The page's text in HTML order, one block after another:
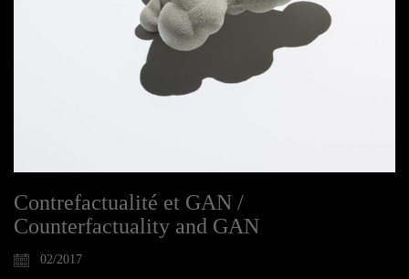
Contrefactualité et GAN /
Counterfactuality and GAN
02/2017